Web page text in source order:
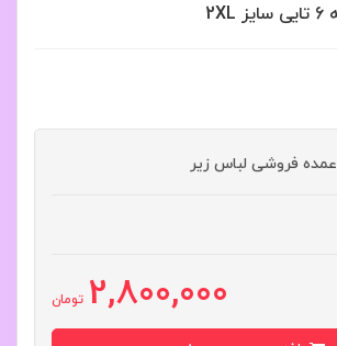
فروشی لباس زیر
2,800,000 تومان